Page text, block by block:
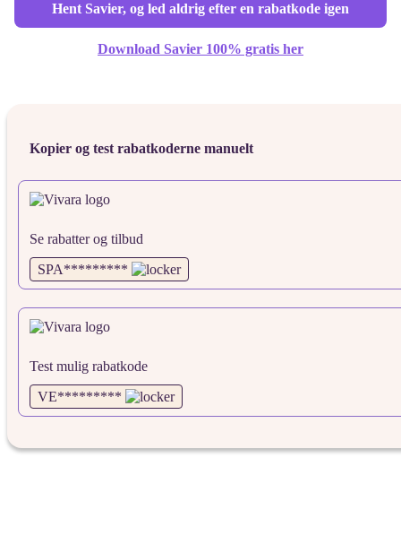
Hent Savier, og led aldrig efter en rabatkode igen
Download Savier 100% gratis her
Kopier og test rabatkoderne manuelt
Se rabatter og tilbud
SPA*********
Test mulig rabatkode
VE*********